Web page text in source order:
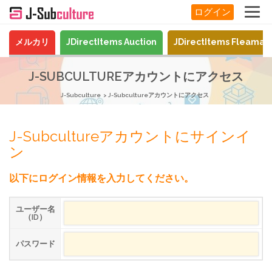
ログイン
メルカリ JDirectItems Auction JDirectItems
J-SUBCULTUREアカウントにアクセス
J-Subculture J-Subcultureアカウントにアクセス
J-Subcultureアカウントにサインイ
ン
以下にログイン情報を入力してください。
ユーザー名
（ID）
パスワード